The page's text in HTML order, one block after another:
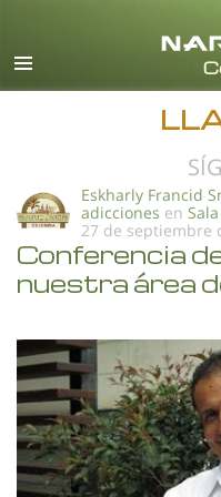
Eskharly Francid
adicciones en
27 de septiembre
Conferencia
nuestra área